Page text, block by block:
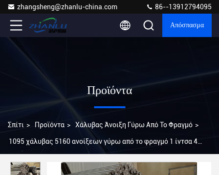
zhangsheng@zhanlu-china.com 86--13912794095
Απόσπασμα
Προϊόντα
Σπίτι > Προϊόντα > Χάλυβας Άνοιξη Γύρω Από Το Φραγμό >
1095 χάλυβας 5160 ανοίξεων γύρω από το φραγμό 1 ίντσα 4